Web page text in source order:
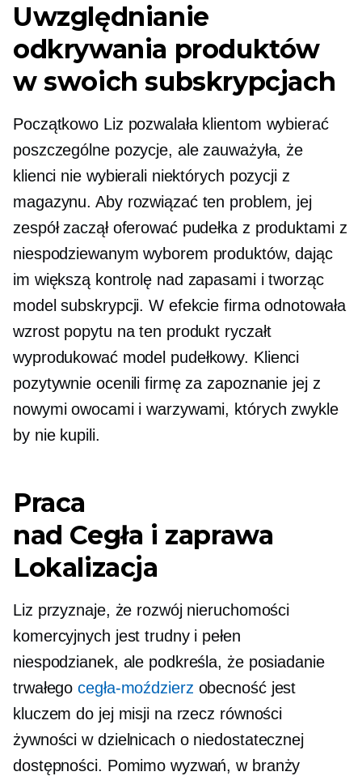
Uwzględnianie
odkrywania produktów
w swoich subskrypcjach
Początkowo Liz pozwalała klientom wybierać
poszczególne pozycje, ale zauważyła, że ​​
klienci nie wybierali niektórych pozycji z
magazynu. Aby rozwiązać ten problem, jej
zespół zaczął oferować pudełka z produktami z
niespodziewanym wyborem produktów, dając
im większą kontrolę nad zapasami i tworząc
model subskrypcji. W efekcie firma odnotowała
wzrost popytu na ten produkt ryczałt
wyprodukować model pudełkowy. Klienci
pozytywnie ocenili firmę za zapoznanie jej z
nowymi owocami i warzywami, których zwykle
by nie kupili.
Praca
nad Cegła i zaprawa
Lokalizacja
Liz przyznaje, że rozwój nieruchomości
komercyjnych jest trudny i pełen
niespodzianek, ale podkreśla, że ​​posiadanie
trwałegocegła-moździerz obecność jest
kluczem do jej misji na rzecz równości
żywności w dzielnicach o niedostatecznej
dostępności. Pomimo wyzwań, w branży